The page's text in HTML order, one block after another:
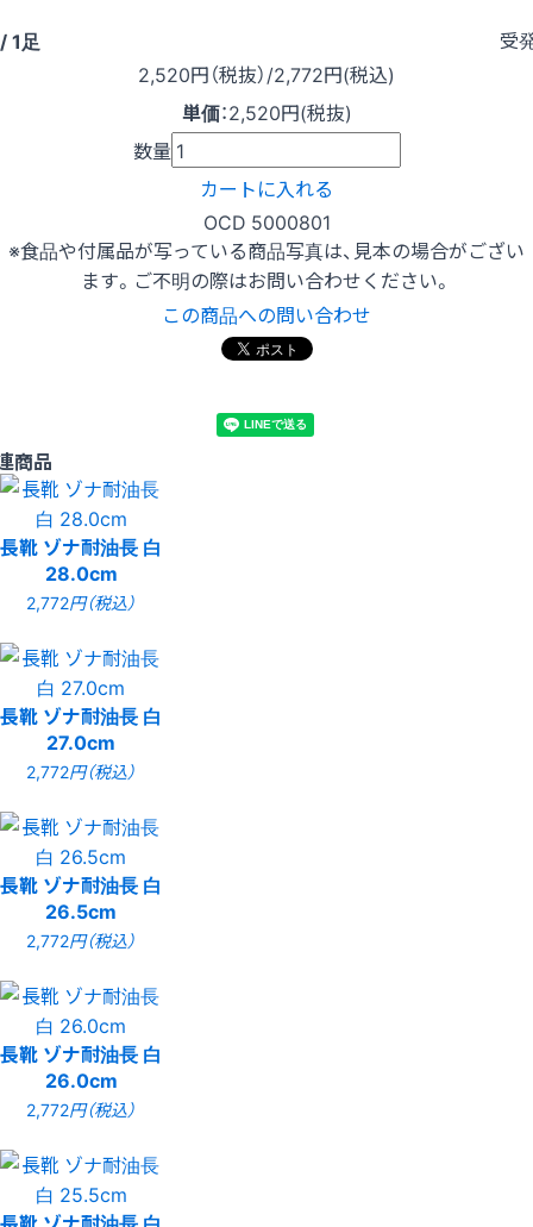
1足
受
2,520円（税抜）/2,772円(税込)
単価：2,520円(税抜)
数量
カートに入れる
OCD 5000801
※食品や付属品が写っている商品写真は、見本の場合がござい
ます。ご不明の際はお問い合わせください。
この商品への問い合わせ
商品
長靴 ゾナ耐油長 白
28.0cm
2,772円（税込）
長靴 ゾナ耐油長 白
27.0cm
2,772円（税込）
長靴 ゾナ耐油長 白
26.5cm
2,772円（税込）
長靴 ゾナ耐油長 白
26.0cm
2,772円（税込）